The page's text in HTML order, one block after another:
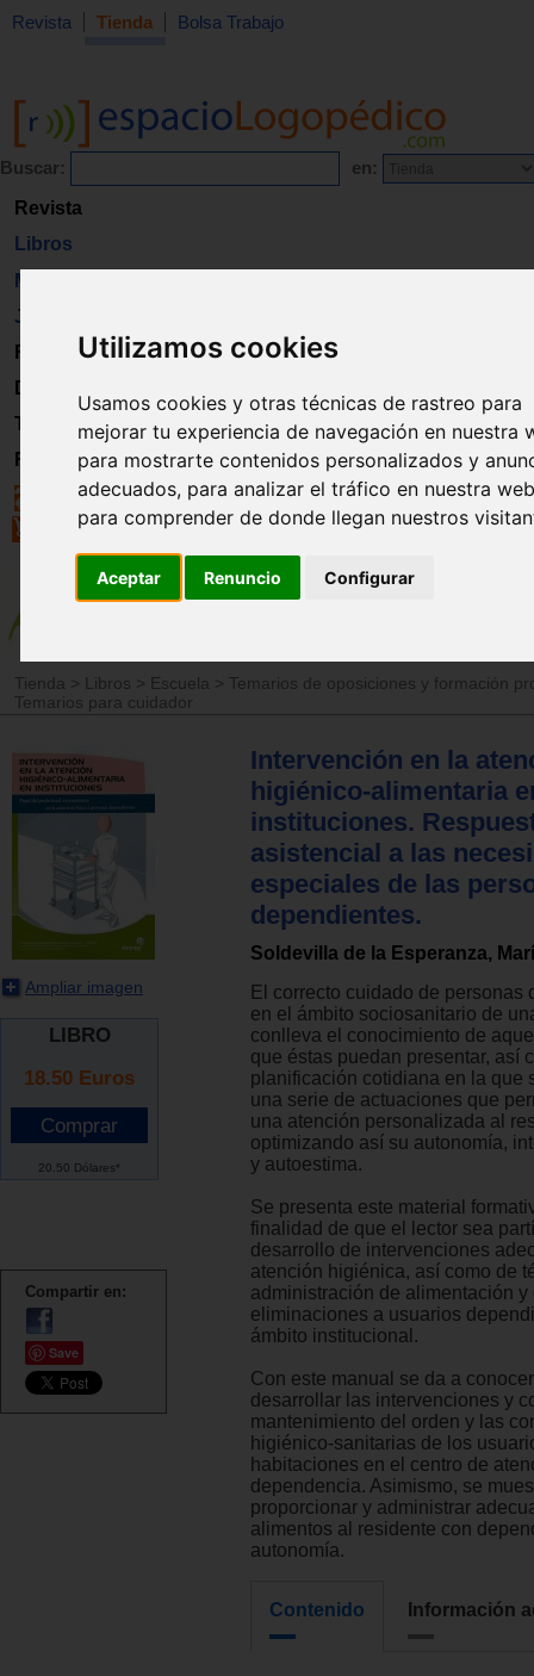
Utilizamos cookies
Usamos cookies y otras técnicas de rastreo para
mejorar tu experiencia de navegación en nuestra
para mostrarte contenidos personalizados y
adecuados, para analizar el tráfico en nuestra
para comprender de donde llegan nuestros
Aceptar Renuncio Configurar
Revista Tienda Bolsa Trabajo
Buscar: en:
Revista
Libros
Material
Juguetes
Formación
Directorio
Trabajo
Registro
Tienda > Libros > Escuela > Temarios de oposiciones y formación
Temarios para cuidador
Ampliar imagen
LIBRO
18.50 Euros
20.50 Dólares*
Compartir en:
Save
Intervención en la
higiénico-alimentaria
instituciones.
asistencial a las
especiales de las
dependientes.
Soldevilla de la Esperanza,
El correcto cuidado de personas
en el ámbito sociosanitario de
conlleva el conocimiento de
que éstas puedan presentar, así
planificación cotidiana en la que
una serie de actuaciones que
una atención personalizada al
optimizando así su autonomía,
y autoestima.
Se presenta este material
finalidad de que el lector sea
desarrollo de intervenciones
atención higiénica, así como de
administración de alimentación y
eliminaciones a usuarios
ámbito institucional.
Con este manual se da a
desarrollar las intervenciones y
mantenimiento del orden y las
higiénico-sanitarias de los
habitaciones en el centro de
dependencia. Asimismo, se
proporcionar y administrar
alimentos al residente con
autonomía.
Contenido Información